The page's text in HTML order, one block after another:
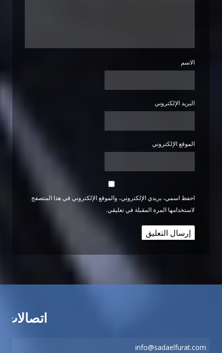
الاسم
البريد الإلكتروني
الموقع الإلكتروني
احفظ اسمي، بريدي الإلكتروني، والموقع الإلكتروني في هذا المتصفح
لاستخدامها المرة المقبلة في تعليقي.
اتصالات
info@sadaelfurat.com